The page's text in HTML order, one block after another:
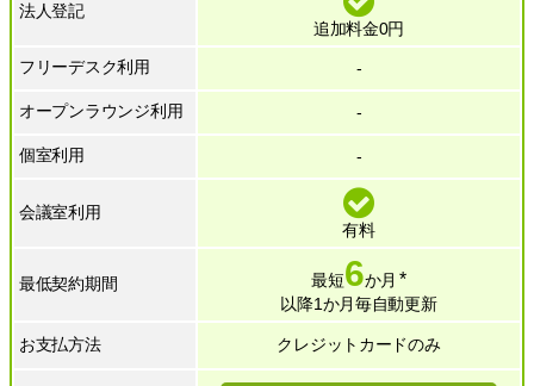
法人登記
追加料金0円
フリーデスク利用 -
オープンラウンジ利用 -
個室利用 -
会議室利用
有料
最低契約期間 最短6か月 *
以降1か月毎自動更新
お支払方法 クレジットカードのみ